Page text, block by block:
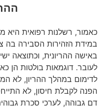
כאמור, רשלנות רפואית היא
במידת הזהירות הסבירה בה
באישה ההריונית, וכתוצאה
לעובר. דוגמאות בולטות הן
לדימום במהלך ההריון, לא
הפנה לקבלת חיסון, לא
דם גבוהה, לערכי סכרת